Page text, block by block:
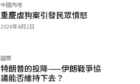
中國內地
重慶虐狗案引發民眾憤怒
2026年8月2日
國際
特朗普的投降——伊朗戰爭協
議能否維持下去？